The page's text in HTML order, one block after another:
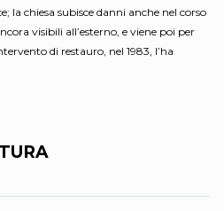
la chiesa subisce danni anche nel corso
visibili all’esterno, e viene poi per
di restauro, nel 1983, l’ha